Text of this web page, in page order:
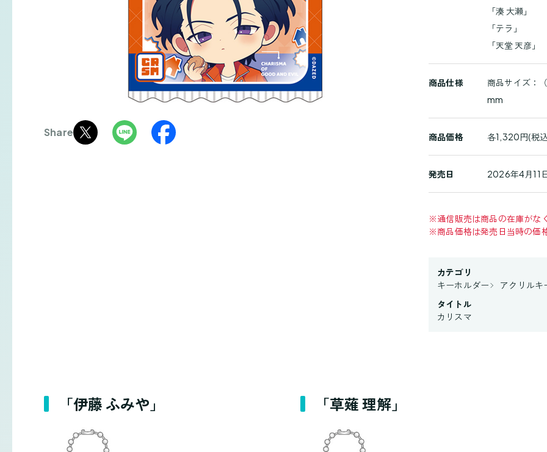
Share
「湊 大瀬」
「テラ」
「天堂 天彦」
商品仕様
商品サイズ：
mm
商品価格 各1,320円(税
発売日 2026年4月11
※通信販売は商品の在庫がな
※商品価格は発売日当時の価
カテゴリ
キーホルダー
アクリルキ
タイトル
カリスマ
「伊藤 ふみや」 「草薙 理解」